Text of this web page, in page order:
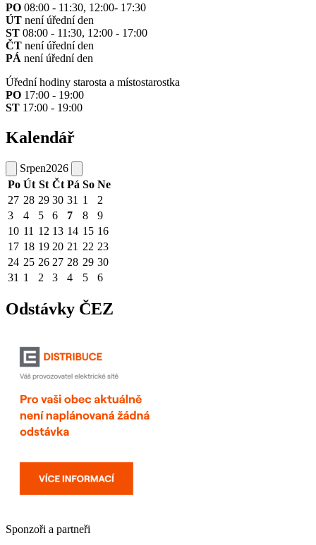
PO 08:00 - 11:30, 12:00- 17:30
ÚT není úřední den
ST 08:00 - 11:30, 12:00 - 17:00
ČT není úřední den
PÁ není úřední den
Úřední hodiny starosta a místostarostka
PO 17:00 - 19:00
ST 17:00 - 19:00
Kalendář
Srpen2026
Po Út St Čt Pá So Ne
27 28 29 30 31 1
2
3
4 5 6 7 8
9
10 11 12 13 14 15 16
17 18 19 20 21 22 23
24 25 26 27 28 29 30
31 1 2 3 4 5 6
Odstávky ČEZ
Sponzoři a partneři